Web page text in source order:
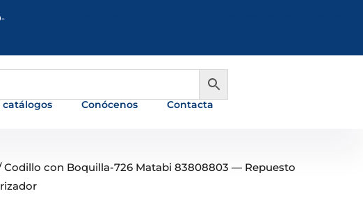
catálogos Conócenos Contacta
Codillo con Boquilla-726 Matabi 83808803 — Repuesto